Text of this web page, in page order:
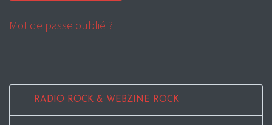
Mot de passe oublié ?
RADIO ROCK & WEBZINE ROCK